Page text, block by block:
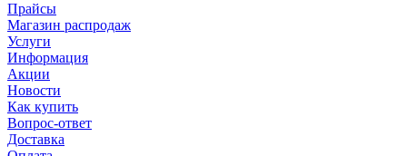
Прайсы
Магазин распродаж
Услуги
Информация
Акции
Новости
Как купить
Вопрос-ответ
Доставка